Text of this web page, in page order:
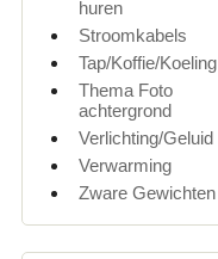
huren
Stroomkabels
Tap/Koffie/Koeling
Thema Foto
achtergrond
Verlichting/Geluid
Verwarming
Zware Gewichten